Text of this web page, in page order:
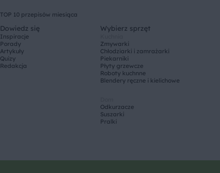
TOP 10 przepisów miesiąca
Dowiedz się
Inspiracje
Porady
Artykuły
Quizy
Redakcja
Wybierz sprzęt
Zmywarki
Chłodziarki i zamrażarki
Piekarniki
Płyty grzewcze
Roboty kuchnne
Blendery ręczne i kielichowe
Odkurzacze
Suszarki
Pralki